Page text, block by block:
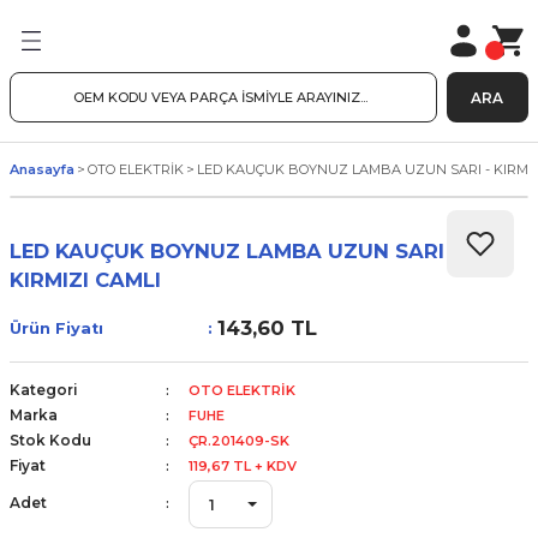
ARA
Anasayfa OTO ELEKTRİK LED KAUÇUK BOYNUZ LAMBA UZUN SARI -
LED KAUÇUK BOYNUZ LAMBA UZUN SARI -
KIRMIZI CAMLI
Ürün Fiyatı 143,60 TL
Kategori OTO ELEKTRİK
Marka FUHE
Stok Kodu ÇR.201409-SK
Fiyat 119,67 TL + KDV
Adet